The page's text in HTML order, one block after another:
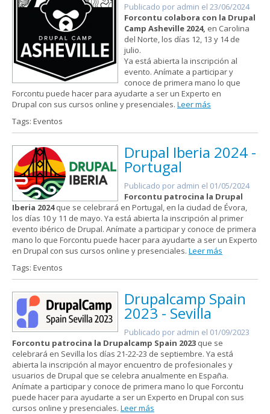
Publicado por admin el 23/06/2024
Forcontu colabora con la Drupal
Camp Asheville 2024, en Carolina
del Norte, los días 12, 13 y 14 de
julio.
Ya está abierta la inscripción al
evento. Anímate a participar y
conoce de primera mano lo que
Forcontu puede hacer para ayudarte a ser un Experto en
Drupal con sus cursos online y presenciales. Leer más
Tags: Eventos
Drupal Iberia 2024 -
Portugal
Publicado por admin el 01/05/2024
Forcontu patrocina la Drupal
Iberia 2024que se celebrará en Portugal, en la ciudad de Évora,
los días 10 y 11 de mayo. Ya está abierta la inscripción al primer
evento ibérico de Drupal. Anímate a participar y conoce de primera
mano lo que Forcontu puede hacer para ayudarte a ser un Experto
en Drupal con sus cursos online y presenciales. Leer más
Tags: Eventos
Drupalcamp Spain
2023 - Sevilla
Publicado por admin el 01/09/2023
Forcontu patrocina la Drupalcamp Spain 2023 que se
celebrará en Sevilla los días 21-22-23 de septiembre. Ya está
abierta la inscripción al mayor encuentro de profesionales y
usuarios de Drupal que se celebra anualmente en España.
Anímate a participar y conoce de primera mano lo que Forcontu
puede hacer para ayudarte a ser un Experto en Drupal con sus
cursos online y presenciales. Leer más